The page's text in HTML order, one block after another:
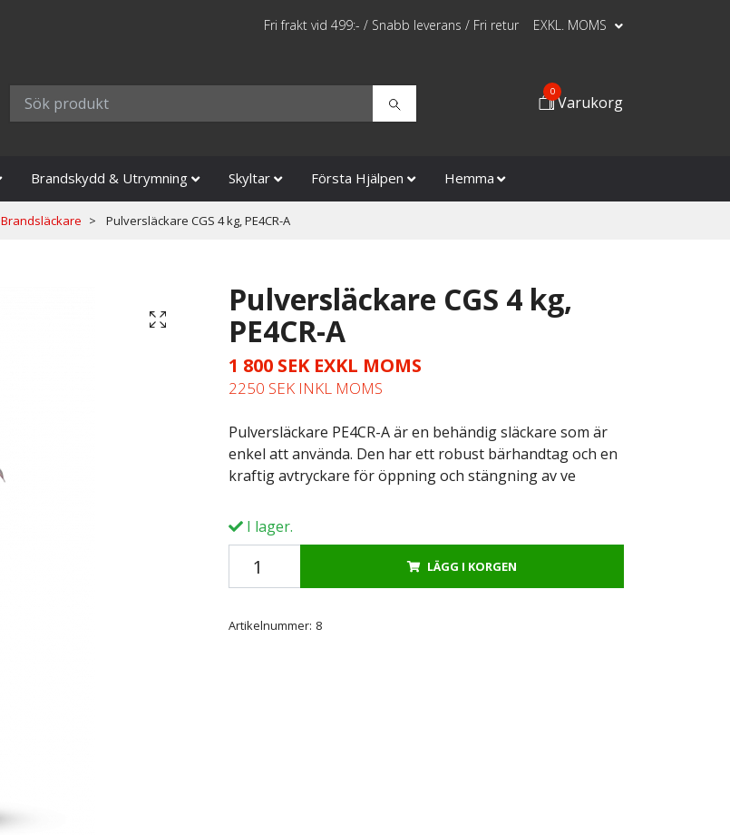
Fri frakt vid 499:- / Snabb leverans / Fri retur EXKL. MOMS
0
Varukorg
Brandskydd & Utrymning Skyltar Första Hjälpen Hemma
Brandsläckare Pulversläckare CGS 4 kg, PE4CR-A
Pulversläckare CGS 4 kg,
PE4CR-A
1 800 SEK EXKL MOMS
2250 SEK INKL MOMS
Pulversläckare PE4CR-A är en behändig släckare som är
enkel att använda. Den har ett robust bärhandtag och en
kraftig avtryckare för öppning och stängning av ve
I lager.
LÄGG I KORGEN
Artikelnummer: 8